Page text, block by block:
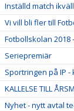
Inställd match ikväll
Vi vill bli fler till
Fotbollskolan
Seriepremiär
Sportringen på IP
KALLELSE TILL
Nyhet - nytt avtal